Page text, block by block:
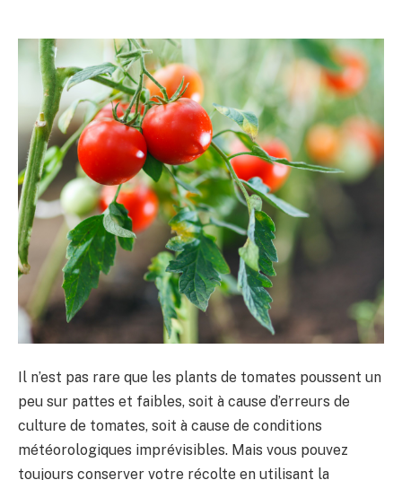
Il n’est pas rare que les plants de tomates poussent un
peu sur pattes et faibles, soit à cause d’erreurs de
culture de tomates, soit à cause de conditions
météorologiques imprévisibles. Mais vous pouvez
toujours conserver votre récolte en utilisant la